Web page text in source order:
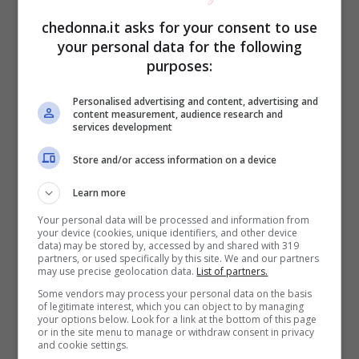
persone in sovrappeso su 23 milioni di
adulti italiani di cui 5 milioni di obesi. Il
fenomeno colpisce più gli uomini che le
donne.
Stile di vita e dieta
Mediterranea
Secondo l’associazione di categoria,
fortunatamente, labella stagione
deterrente per gli italianiche in vista della
prova costumeaumentano l’esercizio
chedonna.it asks for your consent to use
your personal data for the following
purposes:
Personalised advertising and content, advertising and
content measurement, audience research and
services development
Store and/or access information on a device
Learn more
Your personal data will be processed and information from
your device (cookies, unique identifiers, and other device
data) may be stored by, accessed by and shared with 319
partners, or used specifically by this site. We and our partners
may use precise geolocation data. List of partners.
Some vendors may process your personal data on the basis
of legitimate interest, which you can object to by managing
your options below. Look for a link at the bottom of this page
or in the site menu to manage or withdraw consent in privacy
and cookie settings.